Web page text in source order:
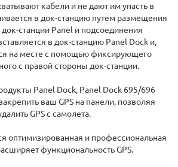
кабели и не дают им упасть в
в док-станцию ​​путем размещения
док-станции Panel и подсоединения
в док-станцию ​​Panel Dock и,
на месте с помощью фиксирующего
с правой стороны док-станции.
Panel Dock, Panel Dock 695/696
ваш GPS на панели, позволяя
GPS с самолета.
оптимизированная и профессиональная
функциональность GPS.